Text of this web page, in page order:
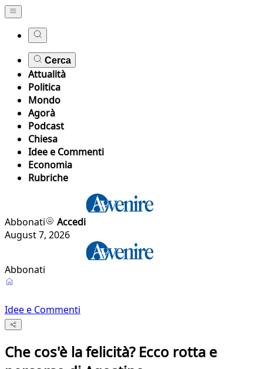
Cerca
Attualità
Politica
Mondo
Agorà
Podcast
Chiesa
Idee e Commenti
Economia
Rubriche
Abbonati
Accedi
August 7, 2026
Abbonati
Idee e Commenti
Che cos'è la felicità? Ecco rotta e